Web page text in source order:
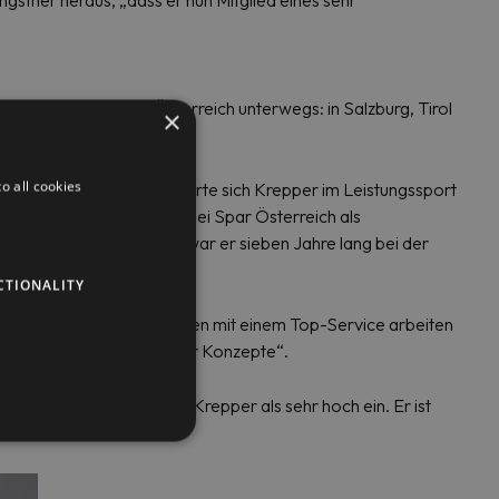
von Österreich unterwegs: in Salzburg, Tirol
seiner Lehre engagierte sich Krepper im Leistungssport
Meriten im Vertrieb bei Spar Österreich als
Professional stieß, war er sieben Jahre lang bei der
für ein Top-Unternehmen mit einem Top-Service arbeiten
Beratung und cleverer Konzepte“.
schätzt Walter Krepper als sehr hoch ein. Er ist
×
all cookies